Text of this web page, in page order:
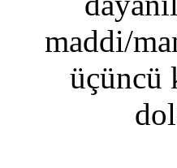
maddi/
üçüncü